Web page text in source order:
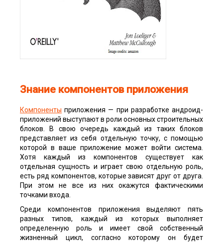
Знание компонентов приложения
Компоненты приложения — при разработке андроид-
приложений выступают в роли основных строительных
блоков. В свою очередь каждый из таких блоков
представляет из себя отдельную точку, с помощью
которой в ваше приложение может войти система.
Хотя каждый из компонентов существует как
отдельная сущность и играет свою отдельную роль,
есть ряд компонентов, которые зависят друг от друга.
При этом не все из них окажутся фактическими
точками входа.
Среди компонентов приложения выделяют пять
разных типов, каждый из которых выполняет
определенную роль и имеет свой собственный
жизненный цикл, согласно которому он будет